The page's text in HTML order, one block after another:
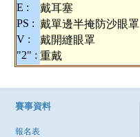
E :
戴耳塞
PS : 戴單邊半掩防沙眼罩
V :
戴開縫眼罩
"2" : 重戴
賽事資料
報名表